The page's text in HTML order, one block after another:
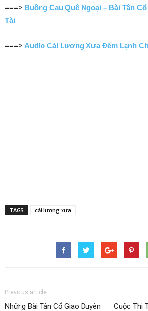
===> Buồng Cau Quê Ngoại – Bài Tân
Tài
===> Audio Cải Lương Xưa Đêm Lạnh
TAGS cải lương xưa
Previous article
Những Bài Tân Cổ Giao Duyên
Cuộc Thi